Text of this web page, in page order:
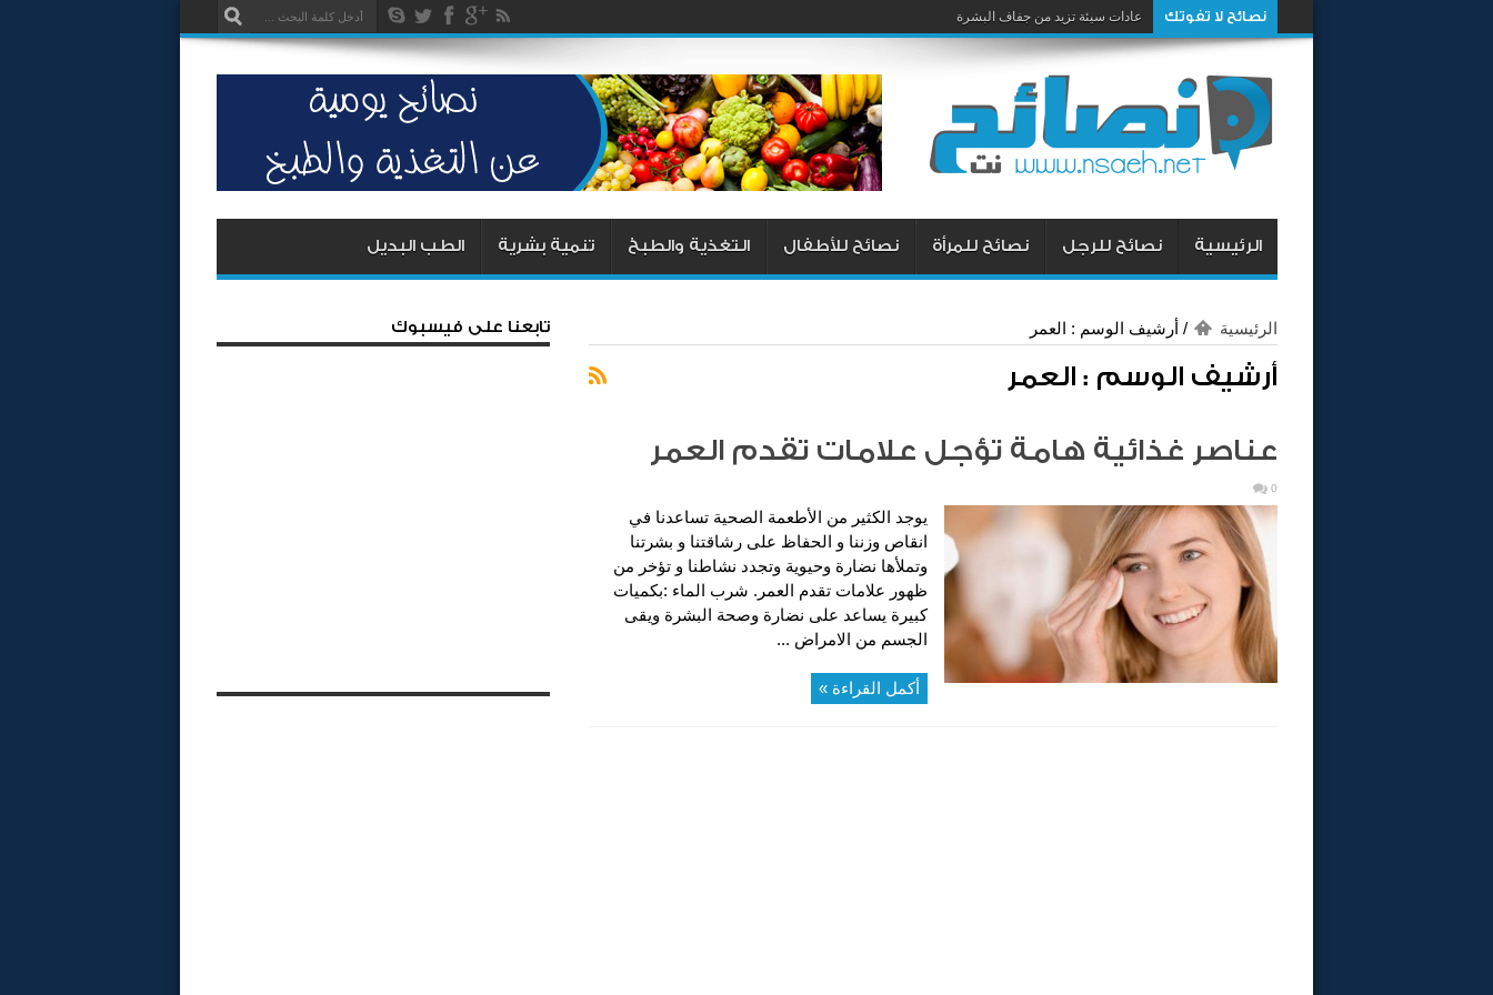
نصائح لا تفوتك عادات سيئة تزيد من جفاف البشرة
الرئيسية نصائح للرجل نصائح للمرأة نصائح للأطفال التغذية والطبخ تنمية بشرية الطب البديل
الرئيسية / أرشيف الوسم : العمر
أرشيف الوسم : العمر
عناصر غذائية هامة تؤجل علامات تقدم العمر
0
يوجد الكثير من الأطعمة الصحية تساعدنا في
انقاص وزننا و الحفاظ على رشاقتنا و بشرتنا
وتملأها نضارة وحيوية وتجدد نشاطنا و تؤخر من
ظهور علامات تقدم العمر. شرب الماء :بكميات
كبيرة يساعد على نضارة وصحة البشرة ويقى
الجسم من الامراض ...
أكمل القراءة »
تابعنا على فيسبوك